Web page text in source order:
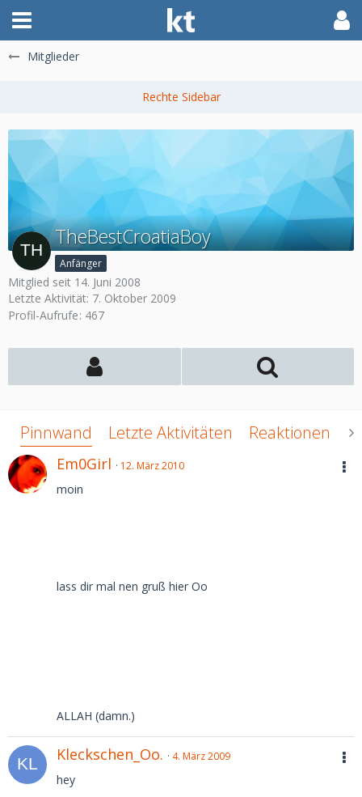
Mitglieder
TheBestCroatiaBoy
Anfänger
Mitglied seit 14. Juni 2008
Letzte Aktivität: 7. Oktober 2009
Profil-Aufrufe 467
Pinnwand Letzte Aktivitäten Reaktionen
Em0Girl 12. März 2010
moin
lass dir mal nen gruß hier Oo
ALLAH (damn.)
Kleckschen_Oo. 4. März 2009
hey